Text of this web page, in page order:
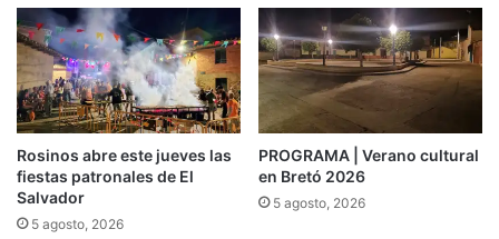
Rosinos abre este jueves las
fiestas patronales de El
Salvador
5 agosto, 2026
PROGRAMA | Verano cultural
en Bretó 2026
5 agosto, 2026